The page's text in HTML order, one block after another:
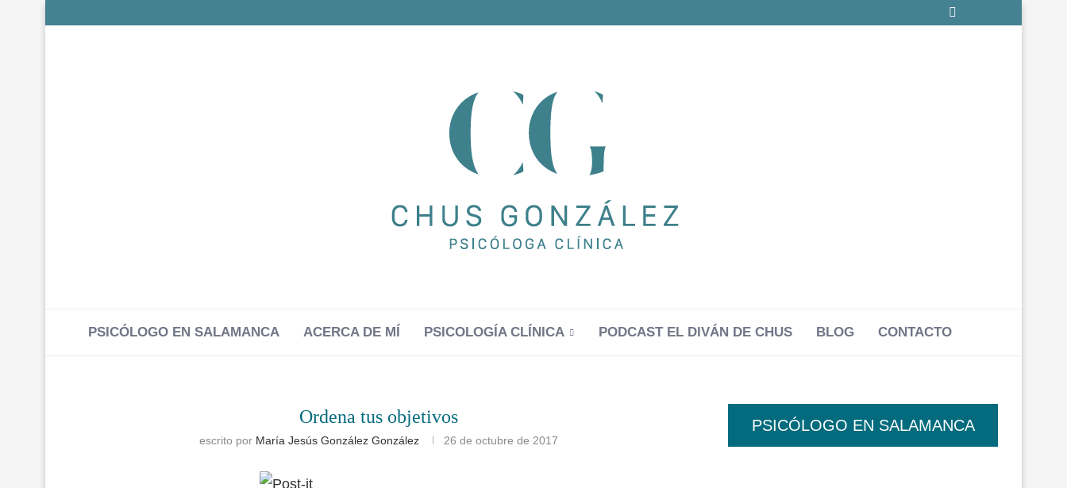
PSICÓLOGO EN SALAMANCA ACERCA DE MÍ PSICOLOGÍA CLÍNICA PODCAST EL DIVÁN DE CHUS BLOG CONTACTO
Ordena tus objetivos
escrito por María Jesús González González 26 de octubre de 2017
PSICÓLOGO EN SALAMANCA